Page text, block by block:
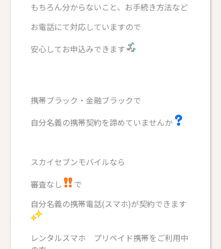
もちろん分からないこと、お手続き方法など
お電話にて対応していますので
安心してお申込みできます
携帯ブラック・金融ブラックで
自分名義の携帯契約を諦めていませんか
スカイセブンモバイルなら
審査なし
で
自分名義の携帯電話(スマホ)が契約できます
レンタルスマホ プリペイド携帯をご利用中